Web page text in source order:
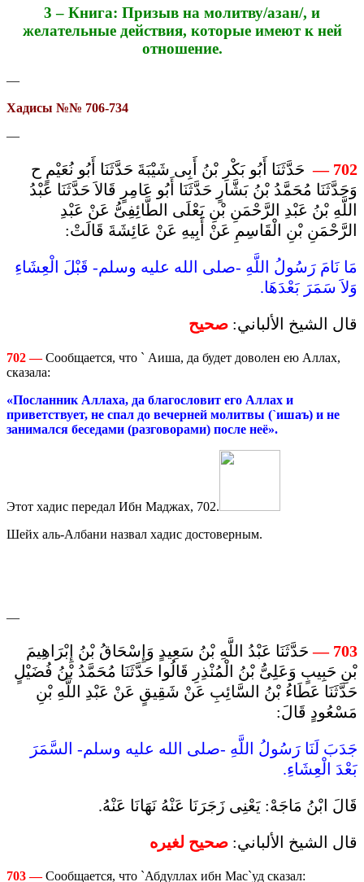
3 – Книга: Призыв на молитву/азан/, и
желательные действия, которые имеют к ней
отношение.
—
Хадисы №№ 706-734
—
702
—حَدَّثَنَا أَبُو بَكْرِ بْنُ أَبِى شَيْبَةَ حَدَّثَنَا أَبُو نُعَيْمٍ ح
وَحَدَّثَنَا مُحَمَّدُ بْنُ بَشَّارٍ حَدَّثَنَا أَبُو عَامِرٍ قَالاَ حَدَّثَنَا عَبْدُ
اللَّهِ بْنُ عَبْدِ الرَّحْمَنِ بْنِ يَعْلَى الطَّائِفِىُّ عَنْ عَبْدِ
الرَّحْمَنِ بْنِ الْقَاسِمِ عَنْ أَبِيهِ عَنْ عَائِشَةَ قَالَتْ:
مَا نَامَ رَسُولُ اللَّهِ -صلى الله عليه وسلم- قَبْلَ الْعِشَاءِ
وَلاَ سَمَرَ بَعْدَهَا.
قال الشيخ الألباني: صحيح
702 —Сообщается, что ` Аиша, да будет доволен ею Аллах,
сказала:
«Посланник Аллаха, да благословит его Аллах и
приветствует, не спал до вечерней молитвы (`ишаъ) и не
занимался беседами (разговорами) после неё».
Этот хадис передал Ибн Маджах, 702.
Шейх аль-Албани назвал хадис достоверным.
—
703
—حَدَّثَنَا عَبْدُ اللَّهِ بْنُ سَعِيدٍ وَإِسْحَاقُ بْنُ إِبْرَاهِيمَ
بْنِ حَبِيبٍ وَعَلِىُّ بْنُ الْمُنْذِرِ قَالُوا حَدَّثَنَا مُحَمَّدُ بْنُ فُضَيْلٍ
حَدَّثَنَا عَطَاءُ بْنُ السَّائِبِ عَنْ شَقِيقٍ عَنْ عَبْدِ اللَّهِ بْنِ
مَسْعُودٍ قَالَ:
جَدَبَ لَنَا رَسُولُ اللَّهِ -صلى الله عليه وسلم- السَّمَرَ
بَعْدَ الْعِشَاءِ.
قَالَ ابْنُ مَاجَهْ: يَعْنِى زَجَرَنَا عَنْهُ نَهَانَا عَنْهُ.
قال الشيخ الألباني: صحيح لغيره
703 — Сообщается, что `Абдуллах ибн Мас`уд сказал: